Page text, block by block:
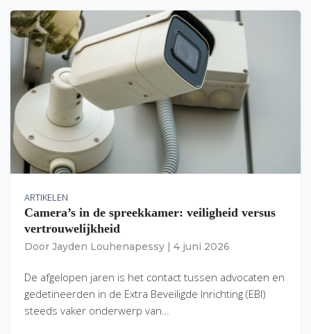
ARTIKELEN
Camera’s in de spreekkamer: veiligheid versus
vertrouwelijkheid
Door Jayden Louhenapessy 4 juni 2026
De afgelopen jaren is het contact tussen advocaten en
gedetineerden in de Extra Beveiligde Inrichting (EBI)
steeds vaker onderwerp van…